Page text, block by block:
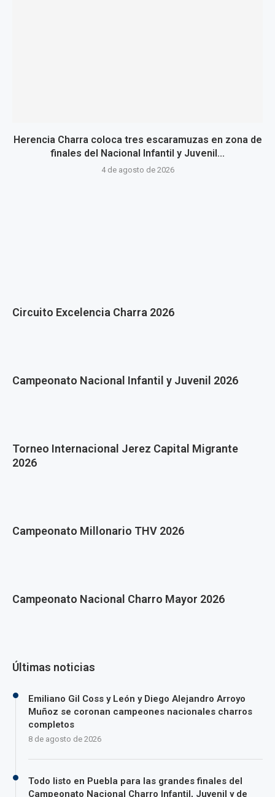
Herencia Charra coloca tres escaramuzas en zona de
finales del Nacional Infantil y Juvenil...
4 de agosto de 2026
Circuito Excelencia Charra 2026
Campeonato Nacional Infantil y Juvenil 2026
Torneo Internacional Jerez Capital Migrante
2026
Campeonato Millonario THV 2026
Campeonato Nacional Charro Mayor 2026
Últimas noticias
Emiliano Gil Coss y León y Diego Alejandro Arroyo
Muñoz se coronan campeones nacionales charros
completos
8 de agosto de 2026
Todo listo en Puebla para las grandes finales del
Campeonato Nacional Charro Infantil, Juvenil y de